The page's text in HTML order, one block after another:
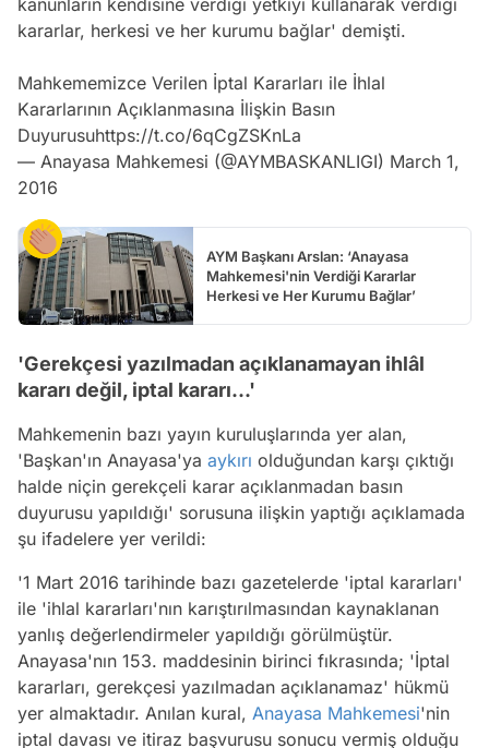
kararlar, herkesi ve her kurumu bağlar' demişti.
Mahkememizce Verilen İptal Kararları ile İhlal
Kararlarının Açıklanmasına İlişkin Basın
Duyurusuhttps://t.co/6qCgZSKnLa
— Anayasa Mahkemesi (@AYMBASKANLIGI) March 1,
2016
AYM Başkanı Arslan: ‘Anayasa
Mahkemesi'nin Verdiği Kararlar
Herkesi ve Her Kurumu Bağlar’
'Gerekçesi yazılmadan açıklanamayan ihlâl
kararı değil, iptal kararı...'
Mahkemenin bazı yayın kuruluşlarında yer alan,
'Başkan'ın Anayasa'ya aykırı olduğundan karşı çıktığı
halde niçin gerekçeli karar açıklanmadan basın
duyurusu yapıldığı' sorusuna ilişkin yaptığı açıklamada
şu ifadelere yer verildi:
'1 Mart 2016 tarihinde bazı gazetelerde 'iptal kararları'
ile 'ihlal kararları'nın karıştırılmasından kaynaklanan
yanlış değerlendirmeler yapıldığı görülmüştür.
Anayasa'nın 153. maddesinin birinci fıkrasında; 'İptal
kararları, gerekçesi yazılmadan açıklanamaz' hükmü
yer almaktadır. Anılan kural, Anayasa Mahkemesi'nin
iptal davası ve itiraz başvurusu sonucu vermiş olduğu